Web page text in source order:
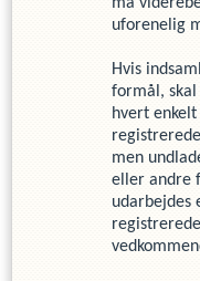
uforenelig
Hvis
formål, skal
hvert
men
eller andre
udarbejdes